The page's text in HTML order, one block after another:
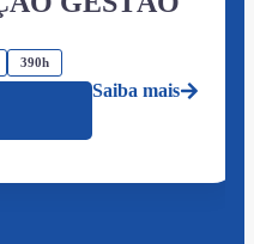
390h
Saiba mais